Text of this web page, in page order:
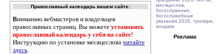
Православный календарь вашем сайте:
Вниманию вебмастеров и владельцев
православных страниц. Вы можете установить
православный календарь у себя на сайте!
Инструкцию по установке месяцеслова читайте
здесь.
месяцеслов,
богослужение,
богослужебные
указания 2026, тропари,
кондаки
Реклама: